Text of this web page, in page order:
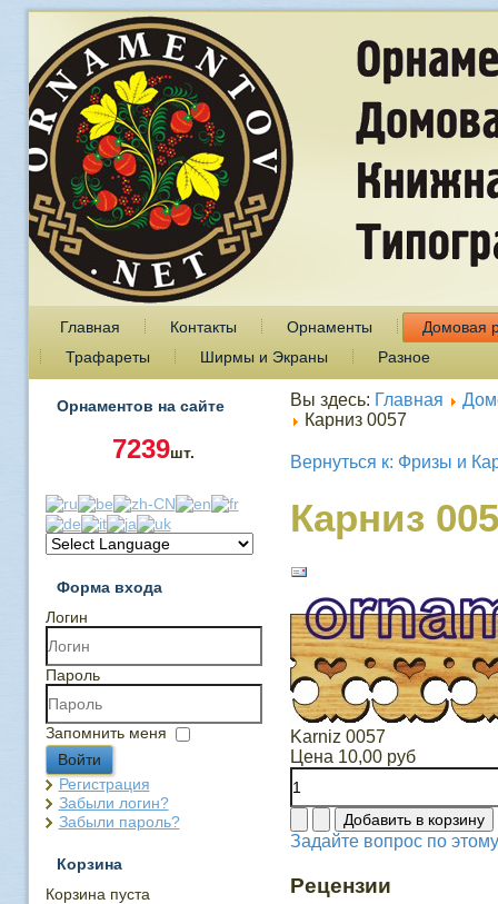
Главная Контакты Орнаменты
Домовая
Трафареты
Ширмы и Экраны Разное
Орнаментов на сайте
7239шт.
Форма входа
Логин
Пароль
Запомнить меня
Войти
Регистрация
Забыли логин?
Забыли пароль?
Корзина
Корзина пуста
Вы здесь: Главная
Карниз 0057
Вернуться к: Фризы и
Карниз
Karniz 0057
Цена 10,00 руб
Задайте вопрос по
Рецензии